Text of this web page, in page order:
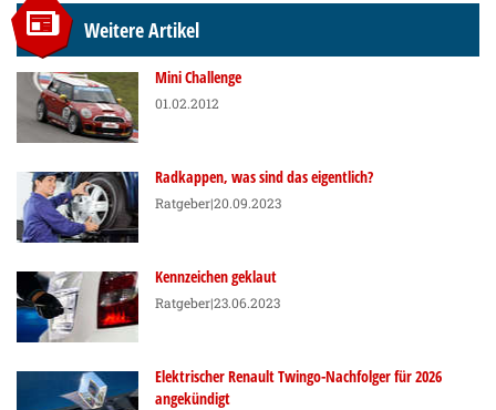
Weitere Artikel
Mini Challenge
01.02.2012
Radkappen, was sind das eigentlich?
Ratgeber|20.09.2023
Kennzeichen geklaut
Ratgeber|23.06.2023
Elektrischer Renault Twingo-Nachfolger für 2026
angekündigt